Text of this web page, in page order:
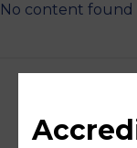
No content found